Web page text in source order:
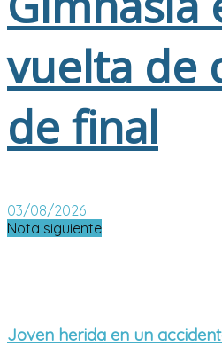
vuelta de
de final
03/08/2026
Nota siguiente
Joven herida en un